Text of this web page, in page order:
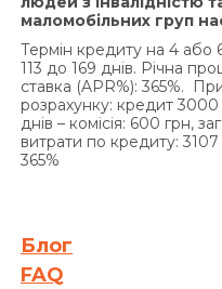
заборгованості з
сімсот) процентів
заборгованості.
цьому пункті вище,
день прострочення
включає прострочені
Кредитом та/або
грошових коштів
до Договору
маломобільних груп
Термін кредиту на 4 або 6
113 до 169 днів. Річна
ставка (APR%): 365%.
розрахунку: кредит 3000
днів – комісія: 600 грн,
витрати по кредиту: 3107
365%
Блог
FAQ